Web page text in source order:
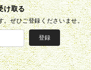
け取る
。ぜひご登録くださいませ。
登録